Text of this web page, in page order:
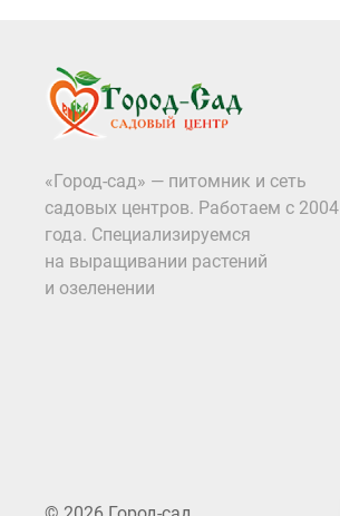
«Город-сад» — питомник и сеть
садовых центров. Работаем с 2004
года. Специализируемся
на выращивании растений
и озеленении